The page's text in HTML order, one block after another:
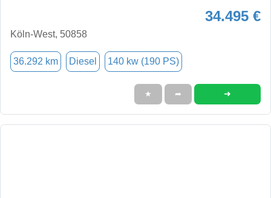
34.495 €
Köln-West, 50858
36.292 km Diesel 140 kw (190 PS)
★ ➦ ➜